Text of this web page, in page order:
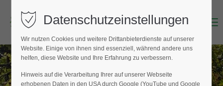
Login
Benutzername (E-Mailadresse)
Menu
Datenschutzeinstellungen
Wir nutzen Cookies und weitere Drittanbieterdienste auf unserer
Website. Einige von ihnen sind essenziell, während andere uns
helfen, diese Website und Ihre Erfahrung zu verbessern.
Hinweis auf die Verarbeitung Ihrer auf unserer Webseite
erhobenen Daten in den USA durch Google (YouTube und Google